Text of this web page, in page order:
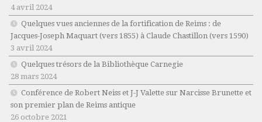
4 avril 2024
Quelques vues anciennes de la fortification de Reims : de
Jacques-Joseph Maquart (vers 1855) à Claude Chastillon (vers 1590)
3 avril 2024
Quelques trésors de la Bibliothèque Carnegie
28 mars 2024
Conférence de Robert Neiss et J-J Valette sur Narcisse Brunette et
son premier plan de Reims antique
26 octobre 2021